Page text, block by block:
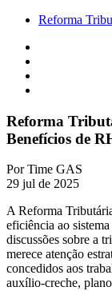
Reforma
Reforma
Benefícios de
PorTime GAS
29 jul de 2025
A Reforma
eficiência ao
discussões sobre a
merece atenção
concedidos aos
auxílio-creche,